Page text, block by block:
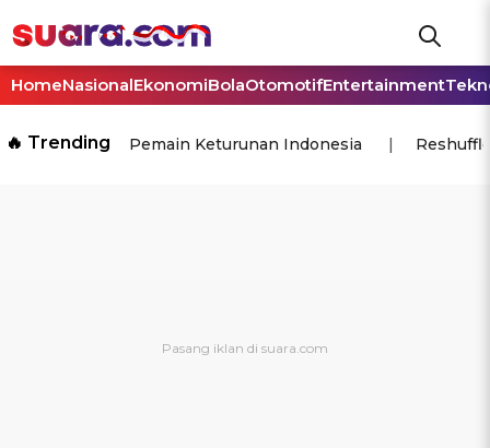
HomeNasionalEkonomiBolaOtomotifEntertainment
🔥 Trending Pemain Keturunan Indonesia